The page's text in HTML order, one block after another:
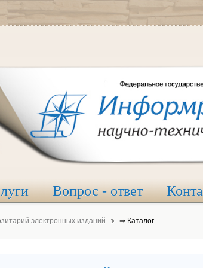
Вопрос - ответ
электронных изданий ⇒ Каталог